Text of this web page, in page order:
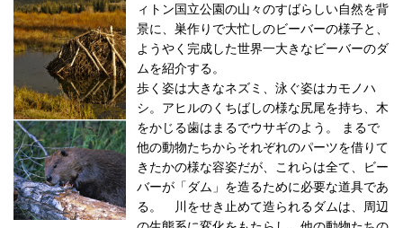
ィトン国立公園の山々のすばらしい自然を背
景に、巣作りで大忙しのビーバーの様子と、
ようやく完成した世界一大きなビーバーのダ
ムを紹介する。
歩く姿は大きなネズミ、泳ぐ姿はカモノハ
シ。アヒルのくちばしの様な尻尾を持ち、木
をかじる歯はまるでウサギのよう。 まるで
他の動物たちからそれぞれのパーツを借りて
きたかの様な容姿だが、これらは全て、ビー
バーが「ダム」を造るために必要な道具であ
る。 川をせき止めて造られるダムは、周辺